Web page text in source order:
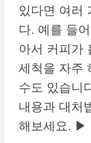
있다면 여러
다. 예를 들
아서 커피가
세척을 자주
수도 있습니
내용과 대처
해보세요. ▶